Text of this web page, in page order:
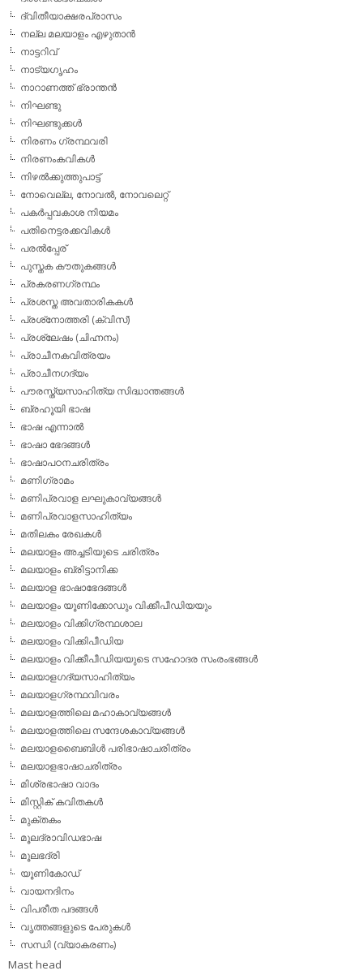
ദ്വിതീയാക്ഷരപ്രാസം
നല്ല മലയാളം എഴുതാന്‍
നാട്ടറിവ്
നാട്യഗൃഹം
നാറാണത്ത് ഭ്രാന്തന്‍
നിഘണ്ടു
നിഘണ്ടുക്കള്‍
നിരണം ഗ്രന്ഥവരി
നിരണംകവികള്‍
നിഴല്‍ക്കുത്തുപാട്ട്
നോവെല്ല, നോവല്‍, നോവലെറ്റ്
പകര്‍പ്പവകാശ നിയമം
പതിനെട്ടരക്കവികള്‍
പരല്‍പ്പേര്
പുസ്തക കൗതുകങ്ങള്‍
പ്രകരണഗ്രന്ഥം
പ്രശസ്ത അവതാരികകള്‍
പ്രശ്‌നോത്തരി (ക്വിസ്)
പ്രശ്ലേഷം (ചിഹ്നനം)
പ്രാചീനകവിത്രയം
പ്രാചീനഗദ്യം
പൗരസ്ത്യസാഹിത്യ സിദ്ധാന്തങ്ങള്‍
ബ്രഹൂയി ഭാഷ
ഭാഷ എന്നാല്‍
ഭാഷാ ഭേദങ്ങള്‍
ഭാഷാപഠനചരിത്രം
മണിഗ്രാമം
മണിപ്രവാള ലഘുകാവ്യങ്ങള്‍
മണിപ്രവാളസാഹിത്യം
മതിലകം രേഖകള്‍
മലയാളം അച്ചടിയുടെ ചരിത്രം
മലയാളം ബ്രിട്ടാനിക്ക
മലയാള ഭാഷാഭേദങ്ങള്‍
മലയാളം യൂണിക്കോഡും വിക്കീപീഡിയയും
മലയാളം വിക്കിഗ്രന്ഥശാല
മലയാളം വിക്കിപീഡിയ
മലയാളം വിക്കീപീഡിയയുടെ സഹോദര സംരംഭങ്ങള്‍
മലയാളഗദ്യസാഹിത്യം
മലയാളഗ്രന്ഥവിവരം
മലയാളത്തിലെ മഹാകാവ്യങ്ങള്‍
മലയാളത്തിലെ സന്ദേശകാവ്യങ്ങള്‍
മലയാളബൈബിള്‍ പരിഭാഷാചരിത്രം
മലയാളഭാഷാചരിത്രം
മിശ്രഭാഷാ വാദം
മിസ്റ്റിക് കവിതകള്‍
മുക്തകം
മൂലദ്രാവിഡഭാഷ
മൂലഭദ്രി
യൂണികോഡ്
വായനദിനം
വിപരീത പദങ്ങള്‍
വൃത്തങ്ങളുടെ പേരുകള്‍
സന്ധി (വ്യാകരണം)
Mast head